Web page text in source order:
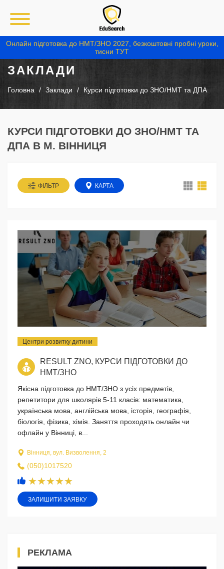
Онлайн підготовка до НМТ/ЗНО 2027, безкоштовні пробні уроки,
тисни ТУТ
ЗАКЛАДИ
Головна Заклади Курси підготовки до ЗНО/НМТ та ДПА
КУРСИ ПІДГОТОВКИ ДО ЗНО/НМТ ТА
ДПА В М. ВІННИЦЯ
ФІЛЬТР КАРТА
Центри розвитку дитини
RESULT ZNO, КУРСИ ПІДГОТОВКИ ДО
НМТ/ЗНО
Якісна підготовка до НМТ/ЗНО з усіх предметів,
репетитори для школярів 5-11 класів: математика,
українська мова, англійська мова, історія, географія,
біологія, фізика, хімія. Заняття проходять онлайн чи
офлайн у Вінниці, в...
Вінниця, вул. Визволення, 2
(050)1017520
ЗАЛИШИТИ ЗАЯВКУ
РЕКЛАМА